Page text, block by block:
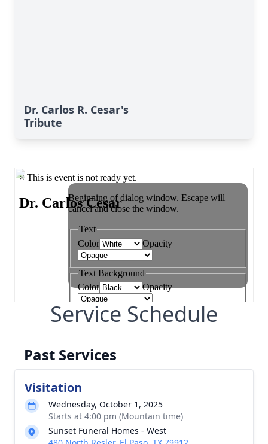
Dr. Carlos R. Cesar's
Tribute
Service Schedule
Past Services
Visitation
Wednesday, October 1, 2025
Starts at 4:00 pm (Mountain time)
Sunset Funeral Homes - West